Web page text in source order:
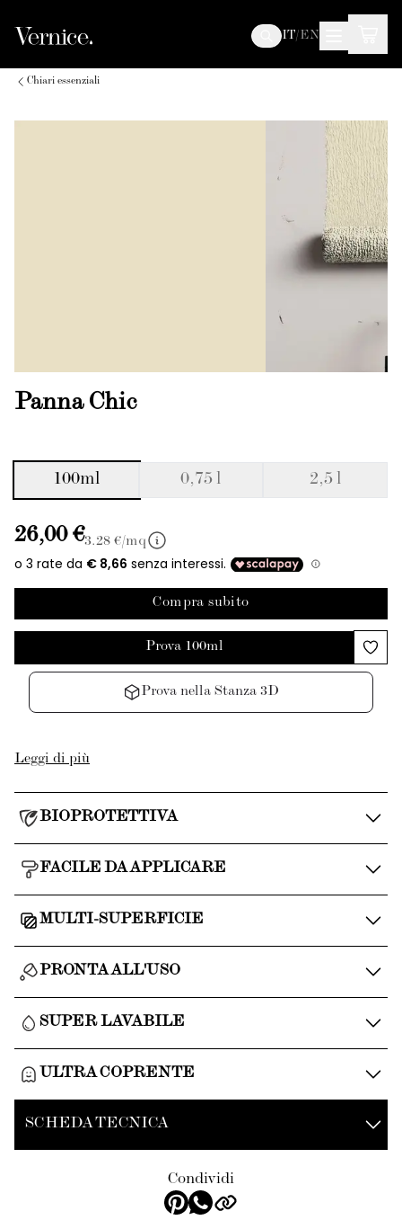
IT/EN
Chiari essenziali
Panna Chic
100ml 0,75 l 2,5 l
26,00 €3.28 €/mq
Compra subito
Prova 100ml
Prova nella Stanza 3D
Leggi di più
BIOPROTETTIVA
FACILE DA APPLICARE
MULTI-SUPERFICIE
PRONTA ALL'USO
SUPER LAVABILE
ULTRA COPRENTE
SCHEDA TECNICA
Condividi